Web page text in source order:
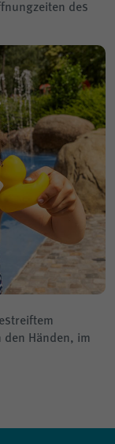
des
Händen, im